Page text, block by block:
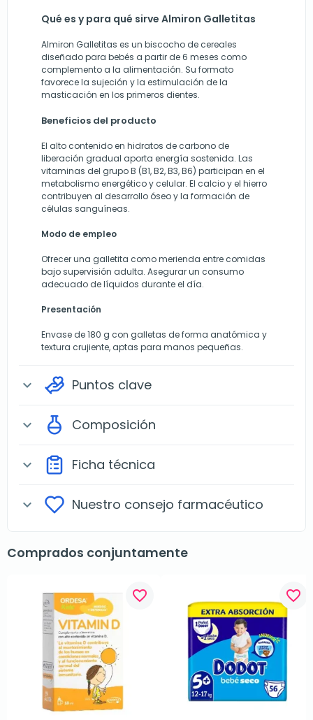
Qué es y para qué sirve Almiron Galletitas
Almiron Galletitas es un biscocho de cereales
diseñado para bebés a partir de 6 meses como
complemento a la alimentación. Su formato
favorece la sujeción y la estimulación de la
masticación en los primeros dientes.
Beneficios del producto
El alto contenido en hidratos de carbono de
liberación gradual aporta energía sostenida. Las
vitaminas del grupo B (B1, B2, B3, B6) participan en el
metabolismo energético y celular. El calcio y el hierro
contribuyen al desarrollo óseo y la formación de
células sanguíneas.
Modo de empleo
Ofrecer una galletita como merienda entre comidas
bajo supervisión adulta. Asegurar un consumo
adecuado de líquidos durante el día.
Presentación
Envase de 180 g con galletas de forma anatómica y
textura crujiente, aptas para manos pequeñas.
expand_more Puntos clave
expand_more Composición
expand_more Ficha técnica
expand_more Nuestro consejo farmacéutico
Comprados conjuntamente
favorite_border favorite_border